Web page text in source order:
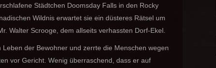
Städtchen Doomsday Falls in den Rocky
Wildnis erwartet sie ein düsteres Rätsel um
Walter Scrooge, dem allseits verhassten Dorf-Ekel.
Leben der Bewohner und zerrte die Menschen wegen
vor Gericht. Wenig überraschend, dass er auf